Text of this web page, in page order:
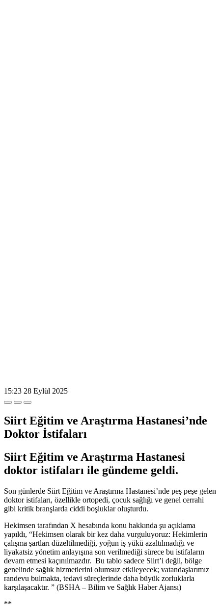
15:23 28 Eylül 2025
Siirt Eğitim ve Araştırma Hastanesi’nde
Doktor İstifaları
Siirt Eğitim ve Araştırma Hastanesi
doktor istifaları ile gündeme geldi.
Son günlerde Siirt Eğitim ve Araştırma Hastanesi’nde peş peşe gelen
doktor istifaları, özellikle ortopedi, çocuk sağlığı ve genel cerrahi
gibi kritik branşlarda ciddi boşluklar oluşturdu.
Hekimsen tarafından X hesabında konu hakkında şu açıklama
yapıldı, “Hekimsen olarak bir kez daha vurguluyoruz: Hekimlerin
çalışma şartları düzeltilmediği, yoğun iş yükü azaltılmadığı ve
liyakatsiz yönetim anlayışına son verilmediği sürece bu istifaların
devam etmesi kaçınılmazdır. Bu tablo sadece Siirt’i değil, bölge
genelinde sağlık hizmetlerini olumsuz etkileyecek; vatandaşlarımız
randevu bulmakta, tedavi süreçlerinde daha büyük zorluklarla
karşılaşacaktır. ” (BSHA – Bilim ve Sağlık Haber Ajansı)
**